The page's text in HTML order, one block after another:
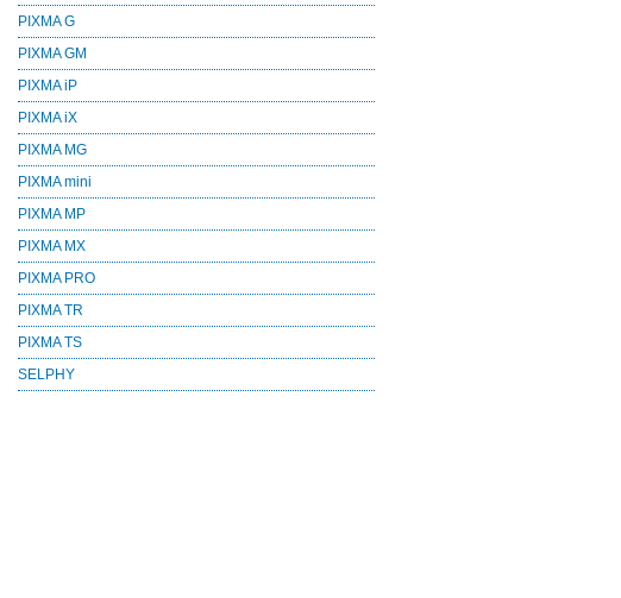
PIXMA G
PIXMA GM
PIXMA iP
PIXMA iX
PIXMA MG
PIXMA mini
PIXMA MP
PIXMA MX
PIXMA PRO
PIXMA TR
PIXMA TS
SELPHY